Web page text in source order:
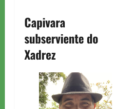
Capivara
subserviente do
Xadrez